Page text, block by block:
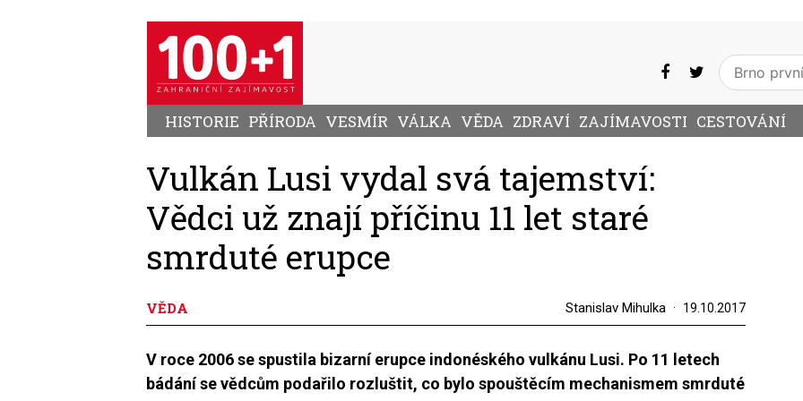
HISTORIE PŘÍRODA VESMÍR VÁLKA VĚDA ZDRAVÍ ZAJÍMAVOSTI CESTOVÁNÍ
Vulkán Lusi vydal svá tajemství:
Vědci už znají příčinu 11 let staré
smrduté erupce
VĚDA Stanislav Mihulka 19.10.2017
V roce 2006 se spustila bizarní erupce indonéského vulkánu Lusi. Po 11 letech
bádání se vědcům podařilo rozluštit, co bylo spouštěcím mechanismem smrduté